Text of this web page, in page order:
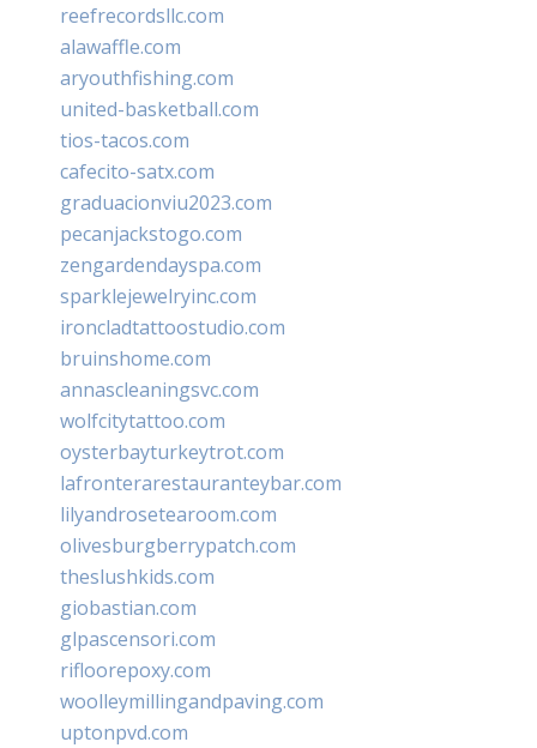
reefrecordsllc.com
alawaffle.com
aryouthfishing.com
united-basketball.com
tios-tacos.com
cafecito-satx.com
graduacionviu2023.com
pecanjackstogo.com
zengardendayspa.com
sparklejewelryinc.com
ironcladtattoostudio.com
bruinshome.com
annascleaningsvc.com
wolfcitytattoo.com
oysterbayturkeytrot.com
lafronterarestauranteybar.com
lilyandrosetearoom.com
olivesburgberrypatch.com
theslushkids.com
giobastian.com
glpascensori.com
rifloorepoxy.com
woolleymillingandpaving.com
uptonpvd.com